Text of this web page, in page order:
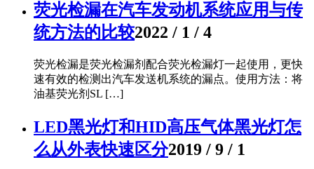
荧光检漏在汽车发动机系统应用与传
统方法的比较2022 / 1 / 4
荧光检漏是荧光检漏剂配合荧光检漏灯一起使用，更快
速有效的检测出汽车发送机系统的漏点。使用方法：将
油基荧光剂SL […]
LED黑光灯和HID高压气体黑光灯怎
么从外表快速区分2019 / 9 / 1